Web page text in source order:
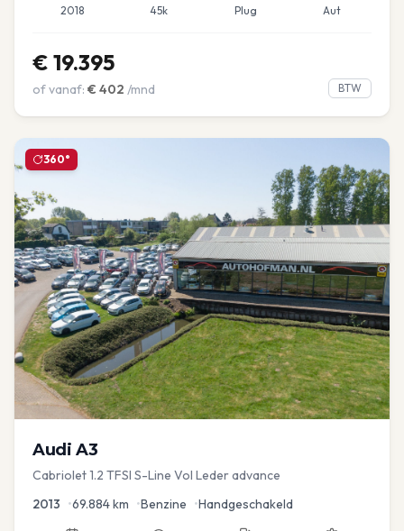
2018 45k Plug Aut
€ 19.395
of vanaf: € 402 /mnd BTW
360°
Audi A3
Cabriolet 1.2 TFSI S-Line Vol Leder advance
2013 •69.884km •Benzine •Handgeschakeld